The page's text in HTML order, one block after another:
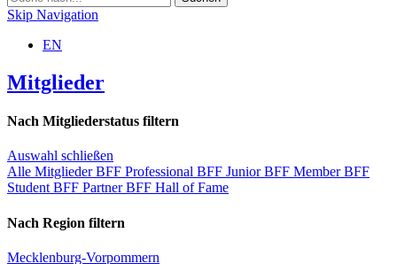
Skip Navigation
EN
Mitglieder
Nach Mitgliederstatus filtern
Auswahl schließen
Alle MitgliederBFF Professional BFF JuniorBFF MemberBFF
Student BFF PartnerBFF Hall of Fame
Nach Region filtern
Mecklenburg-Vorpommern